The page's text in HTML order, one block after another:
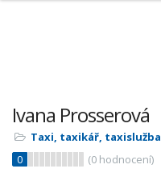
Ivana Prosserová
Taxi, taxikář, taxislužba
0
(0 hodnocení)